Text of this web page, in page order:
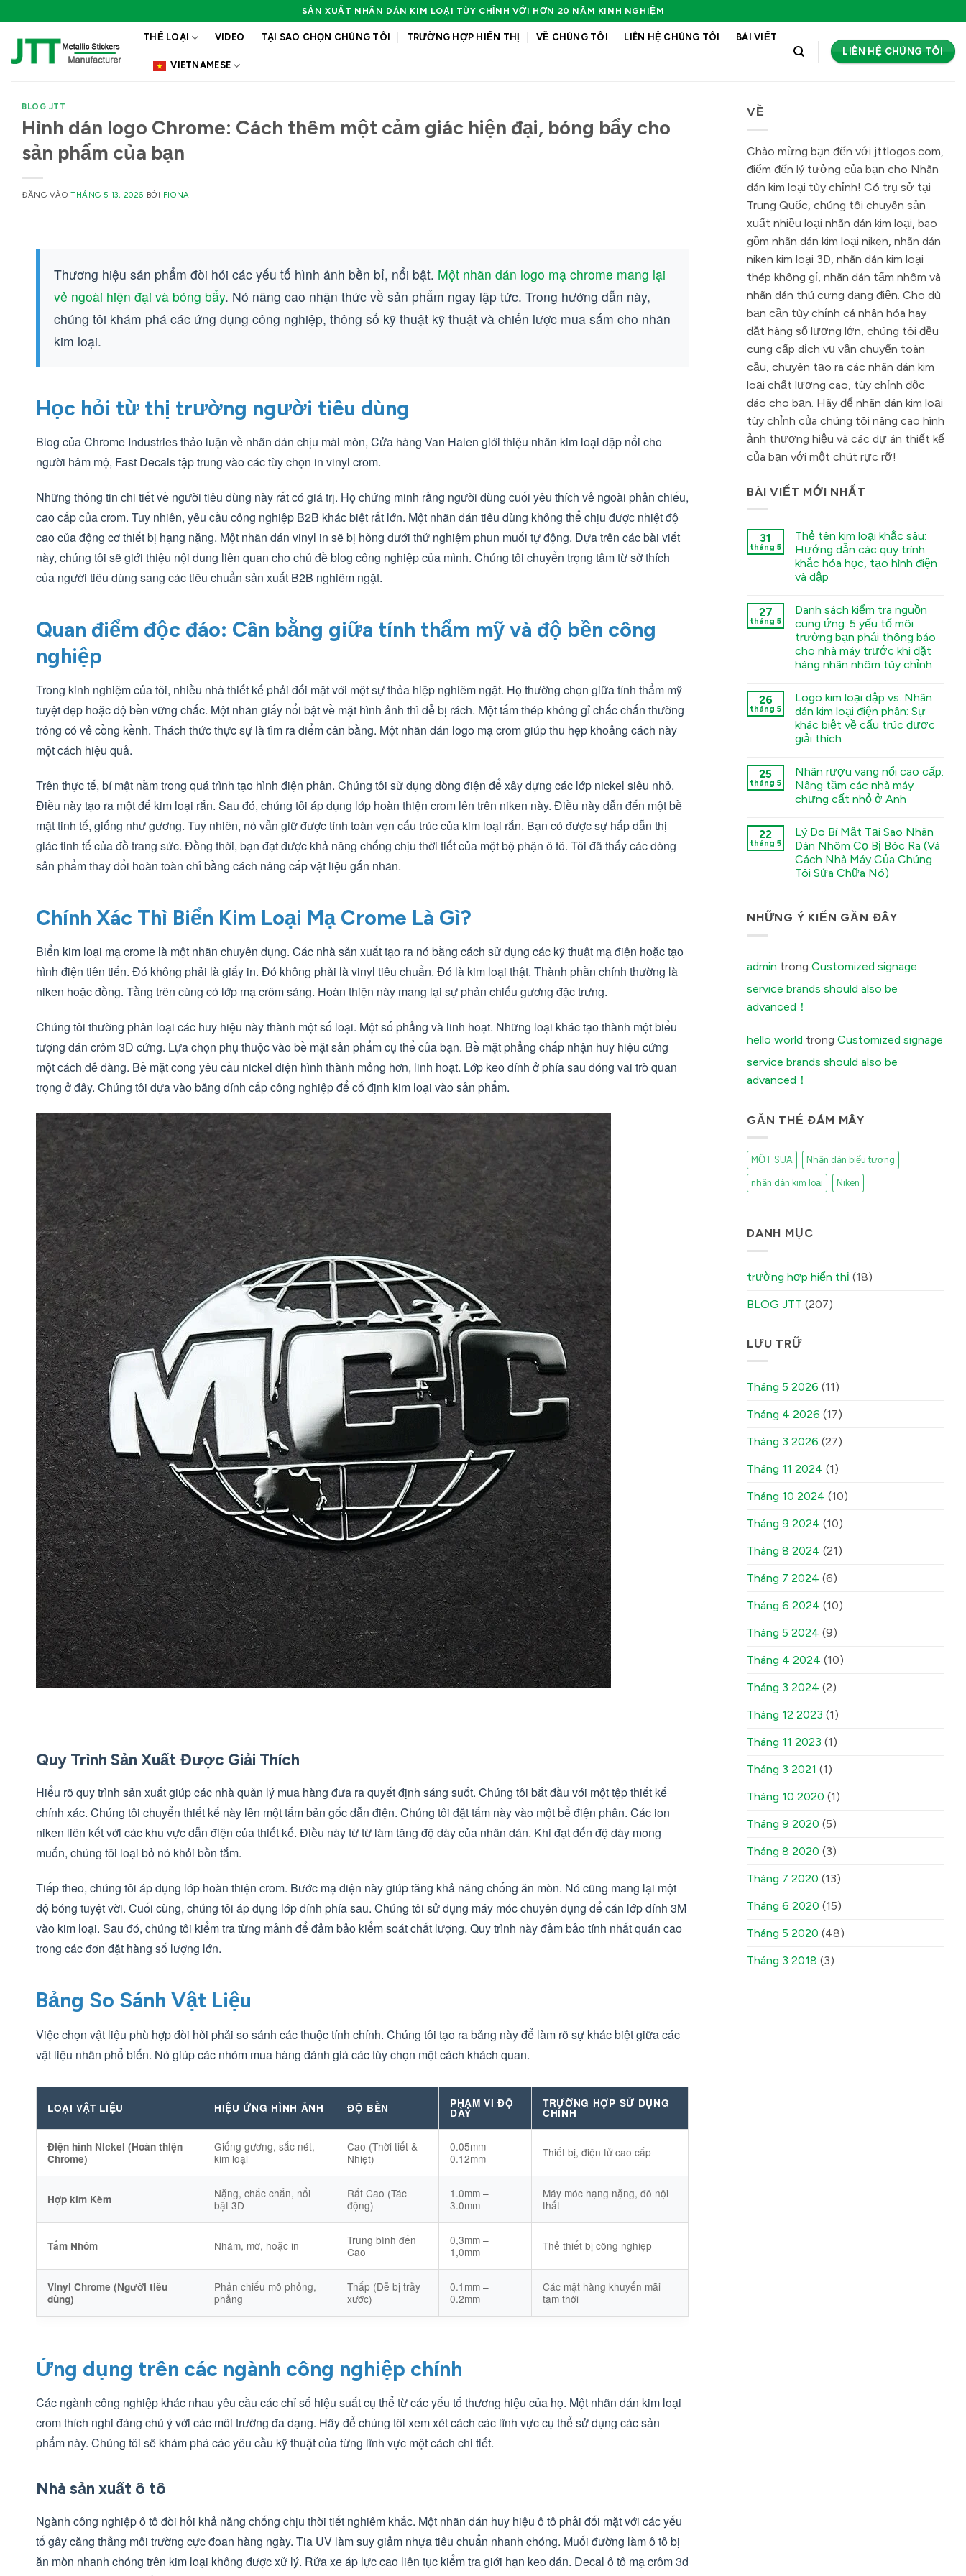
qua
dung
SẢN XUẤT NHÃN DÁN KIM LOẠI TÙY CHỈNH VỚI HƠN 20 NĂM KINH NGHIỆM
THỂ LOẠI VIDEO TẠI SAO CHỌN CHÚNG TÔI TRƯỜNG HỢP HIỂN THỊ VỀ CHÚNG TÔI LIÊN HỆ CHÚNG TÔI BÀI VIẾT
VIETNAMESE
LIÊN HỆ CHÚNG TÔI
BLOG JTT
Hình dán logo Chrome: Cách thêm một cảm giác hiện đại, bóng bẩy cho
sản phẩm của bạn
ĐĂNG VÀOTHÁNG 5 13, 2026 BỞI FIONA
Thương hiệu sản phẩm đòi hỏi các yếu tố hình ảnh bền bỉ, nổi bật. Một nhãn dán logo mạ chrome mang lại
vẻ ngoài hiện đại và bóng bẩy. Nó nâng cao nhận thức về sản phẩm ngay lập tức. Trong hướng dẫn này,
chúng tôi khám phá các ứng dụng công nghiệp, thông số kỹ thuật kỹ thuật và chiến lược mua sắm cho nhãn
kim loại.
Học hỏi từ thị trường người tiêu dùng
Blog của Chrome Industries thảo luận về nhãn dán chịu mài mòn, Cửa hàng Van Halen giới thiệu nhãn kim loại dập nổi cho
người hâm mộ, Fast Decals tập trung vào các tùy chọn in vinyl crom.
Những thông tin chi tiết về người tiêu dùng này rất có giá trị. Họ chứng minh rằng người dùng cuối yêu thích vẻ ngoài phản chiếu,
cao cấp của crom. Tuy nhiên, yêu cầu công nghiệp B2B khác biệt rất lớn. Một nhãn dán tiêu dùng không thể chịu được nhiệt độ
cao của động cơ thiết bị hạng nặng. Một nhãn dán vinyl in sẽ bị hỏng dưới thử nghiệm phun muối tự động. Dựa trên các bài viết
này, chúng tôi sẽ giới thiệu nội dung liên quan cho chủ đề blog công nghiệp của mình. Chúng tôi chuyển trọng tâm từ sở thích
của người tiêu dùng sang các tiêu chuẩn sản xuất B2B nghiêm ngặt.
Quan điểm độc đáo: Cân bằng giữa tính thẩm mỹ và độ bền công
nghiệp
Trong kinh nghiệm của tôi, nhiều nhà thiết kế phải đối mặt với một sự thỏa hiệp nghiêm ngặt. Họ thường chọn giữa tính thẩm mỹ
tuyệt đẹp hoặc độ bền vững chắc. Một nhãn giấy nổi bật về mặt hình ảnh thì dễ bị rách. Một tấm thép không gỉ chắc chắn thường
trông có vẻ cồng kềnh. Thách thức thực sự là tìm ra điểm cân bằng. Một nhãn dán logo mạ crom giúp thu hẹp khoảng cách này
một cách hiệu quả.
Trên thực tế, bí mật nằm trong quá trình tạo hình điện phân. Chúng tôi sử dụng dòng điện để xây dựng các lớp nickel siêu nhỏ.
Điều này tạo ra một đế kim loại rắn. Sau đó, chúng tôi áp dụng lớp hoàn thiện crom lên trên niken này. Điều này dẫn đến một bề
mặt tinh tế, giống như gương. Tuy nhiên, nó vẫn giữ được tính toàn vẹn cấu trúc của kim loại rắn. Bạn có được sự hấp dẫn thị
giác tinh tế của đồ trang sức. Đồng thời, bạn đạt được khả năng chống chịu thời tiết của một bộ phận ô tô. Tôi đã thấy các dòng
sản phẩm thay đổi hoàn toàn chỉ bằng cách nâng cấp vật liệu gắn nhãn.
Chính Xác Thì Biển Kim Loại Mạ Crome Là Gì?
Biển kim loại mạ crome là một nhãn chuyên dụng. Các nhà sản xuất tạo ra nó bằng cách sử dụng các kỹ thuật mạ điện hoặc tạo
hình điện tiên tiến. Đó không phải là giấy in. Đó không phải là vinyl tiêu chuẩn. Đó là kim loại thật. Thành phần chính thường là
niken hoặc đồng. Tầng trên cùng có lớp mạ crôm sáng. Hoàn thiện này mang lại sự phản chiếu gương đặc trưng.
Chúng tôi thường phân loại các huy hiệu này thành một số loại. Một số phẳng và linh hoạt. Những loại khác tạo thành một biểu
tượng dán crôm 3D cứng. Lựa chọn phụ thuộc vào bề mặt sản phẩm cụ thể của bạn. Bề mặt phẳng chấp nhận huy hiệu cứng
một cách dễ dàng. Bề mặt cong yêu cầu nickel điện hình thành mỏng hơn, linh hoạt. Lớp keo dính ở phía sau đóng vai trò quan
trọng ở đây. Chúng tôi dựa vào băng dính cấp công nghiệp để cố định kim loại vào sản phẩm.
Quy Trình Sản Xuất Được Giải Thích
Hiểu rõ quy trình sản xuất giúp các nhà quản lý mua hàng đưa ra quyết định sáng suốt. Chúng tôi bắt đầu với một tệp thiết kế
chính xác. Chúng tôi chuyển thiết kế này lên một tấm bản gốc dẫn điện. Chúng tôi đặt tấm này vào một bể điện phân. Các ion
niken liên kết với các khu vực dẫn điện của thiết kế. Điều này từ từ làm tăng độ dày của nhãn dán. Khi đạt đến độ dày mong
muốn, chúng tôi loại bỏ nó khỏi bồn tắm.
Tiếp theo, chúng tôi áp dụng lớp hoàn thiện crom. Bước mạ điện này giúp tăng khả năng chống ăn mòn. Nó cũng mang lại một
độ bóng tuyệt vời. Cuối cùng, chúng tôi áp dụng lớp dính phía sau. Chúng tôi sử dụng máy móc chuyên dụng để cán lớp dính 3M
vào kim loại. Sau đó, chúng tôi kiểm tra từng mảnh để đảm bảo kiểm soát chất lượng. Quy trình này đảm bảo tính nhất quán cao
trong các đơn đặt hàng số lượng lớn.
Bảng So Sánh Vật Liệu
Việc chọn vật liệu phù hợp đòi hỏi phải so sánh các thuộc tính chính. Chúng tôi tạo ra bảng này để làm rõ sự khác biệt giữa các
vật liệu nhãn phổ biến. Nó giúp các nhóm mua hàng đánh giá các tùy chọn một cách khách quan.
LOẠI VẬT LIỆU HIỆU ỨNG HÌNH ẢNH ĐỘ BỀN PHẠM VI ĐỘ
DÀY
TRƯỜNG HỢP SỬ DỤNG
CHÍNH
Điện hình Nickel (Hoàn thiện
Chrome)
Giống gương, sắc nét,
kim loại
Cao (Thời tiết &
Nhiệt)
0.05mm –
0.12mm
Thiết bị, điện tử cao cấp
Hợp kim Kẽm
Nặng, chắc chắn, nổi
bật 3D
Rất Cao (Tác
động)
1.0mm –
3.0mm
Máy móc hạng nặng, đồ nội
thất
Tấm Nhôm Nhám, mờ, hoặc in
Trung bình đến
Cao
0,3mm –
1,0mm
Thẻ thiết bị công nghiệp
Vinyl Chrome (Người tiêu
dùng)
Phản chiếu mô phỏng,
phẳng
Thấp (Dễ bị trầy
xước)
0.1mm –
0.2mm
Các mặt hàng khuyến mãi
tạm thời
Ứng dụng trên các ngành công nghiệp chính
Các ngành công nghiệp khác nhau yêu cầu các chỉ số hiệu suất cụ thể từ các yếu tố thương hiệu của họ. Một nhãn dán kim loại
crom thích nghi đáng chú ý với các môi trường đa dạng. Hãy để chúng tôi xem xét cách các lĩnh vực cụ thể sử dụng các sản
phẩm này. Chúng tôi sẽ khám phá các yêu cầu kỹ thuật của từng lĩnh vực một cách chi tiết.
Nhà sản xuất ô tô
Ngành công nghiệp ô tô đòi hỏi khả năng chống chịu thời tiết nghiêm khắc. Một nhãn dán huy hiệu ô tô phải đối mặt với các yếu
tố gây căng thẳng môi trường cực đoan hàng ngày. Tia UV làm suy giảm nhựa tiêu chuẩn nhanh chóng. Muối đường làm ô tô bị
ăn mòn nhanh chóng trên kim loại không được xử lý. Rửa xe áp lực cao liên tục kiểm tra giới hạn keo dán. Decal ô tô mạ crôm 3d
VỀ
Chào mừng bạn đến với jttlogos.com,
điểm đến lý tưởng của bạn cho Nhãn
dán kim loại tùy chỉnh! Có trụ sở tại
Trung Quốc, chúng tôi chuyên sản
xuất nhiều loại nhãn dán kim loại, bao
gồm nhãn dán kim loại niken, nhãn dán
niken kim loại 3D, nhãn dán kim loại
thép không gỉ, nhãn dán tấm nhôm và
nhãn dán thú cưng dạng điện. Cho dù
bạn cần tùy chỉnh cá nhân hóa hay
đặt hàng số lượng lớn, chúng tôi đều
cung cấp dịch vụ vận chuyển toàn
cầu, chuyên tạo ra các nhãn dán kim
loại chất lượng cao, tùy chỉnh độc
đáo cho bạn. Hãy để nhãn dán kim loại
tùy chỉnh của chúng tôi nâng cao hình
ảnh thương hiệu và các dự án thiết kế
của bạn với một chút rực rỡ!
BÀI VIẾT MỚI NHẤT
31
tháng 5
Thẻ tên kim loại khắc sâu:
Hướng dẫn các quy trình
khắc hóa học, tạo hình điện
và dập
नहीं
Engraving
Metal
Nametags:
A
Guide
Etching,
Electroforming,
and
Stamping
Processes
में
27
tháng 5
Danh sách kiểm tra nguồn
cung ứng: 5 yếu tố môi
trường bạn phải thông báo
cho nhà máy trước khi đặt
hàng nhãn nhôm tùy chỉnh
नहीं
The
Sourcing
Checklist:
5
Environmental
Must
Tell
Your
Factory
Custom
Aluminum
Labels
में
26
tháng 5
Logo kim loại dập vs. Nhãn
dán kim loại điện phân: Sự
khác biệt về cấu trúc được
giải thích
नहीं
Stamped
Metal
Logo
Sticker:
Structural
Differences
Explained
में
25
tháng 5
Nhãn rượu vang nổi cao cấp:
Nâng tầm các nhà máy
chưng cất nhỏ ở Anh
नहीं
Premium
Embossed
Wine
Labels:
Elevating
में
22
tháng 5
Lý Do Bí Mật Tại Sao Nhãn
Dán Nhôm Cọ Bị Bóc Ra (Và
Cách Nhà Máy Của Chúng
Tôi Sửa Chữa Nó)
The
Secret
Aluminum
Stickers
Off
How
Fixes
It)
NHỮNG Ý KIẾN GẦN ĐÂY
admin trong Customized signage
service brands should also be
advanced！
hello world trong Customized signage
service brands should also be
advanced！
GẮN THẺ ĐÁM MÂY
MỘT SUA Nhãn dán biểu tượng
nhãn dán kim loại Niken
DANH MỤC
trường hợp hiển thị (18)
BLOG JTT (207)
LƯU TRỮ
Tháng 5 2026 (11)
Tháng 4 2026 (17)
Tháng 3 2026 (27)
Tháng 11 2024 (1)
Tháng 10 2024 (10)
Tháng 9 2024 (10)
Tháng 8 2024 (21)
Tháng 7 2024 (6)
Tháng 6 2024 (10)
Tháng 5 2024 (9)
Tháng 4 2024 (10)
Tháng 3 2024 (2)
Tháng 12 2023 (1)
Tháng 11 2023 (1)
Tháng 3 2021 (1)
Tháng 10 2020 (1)
Tháng 9 2020 (5)
Tháng 8 2020 (3)
Tháng 7 2020 (13)
Tháng 6 2020 (15)
Tháng 5 2020 (48)
Tháng 3 2018 (3)